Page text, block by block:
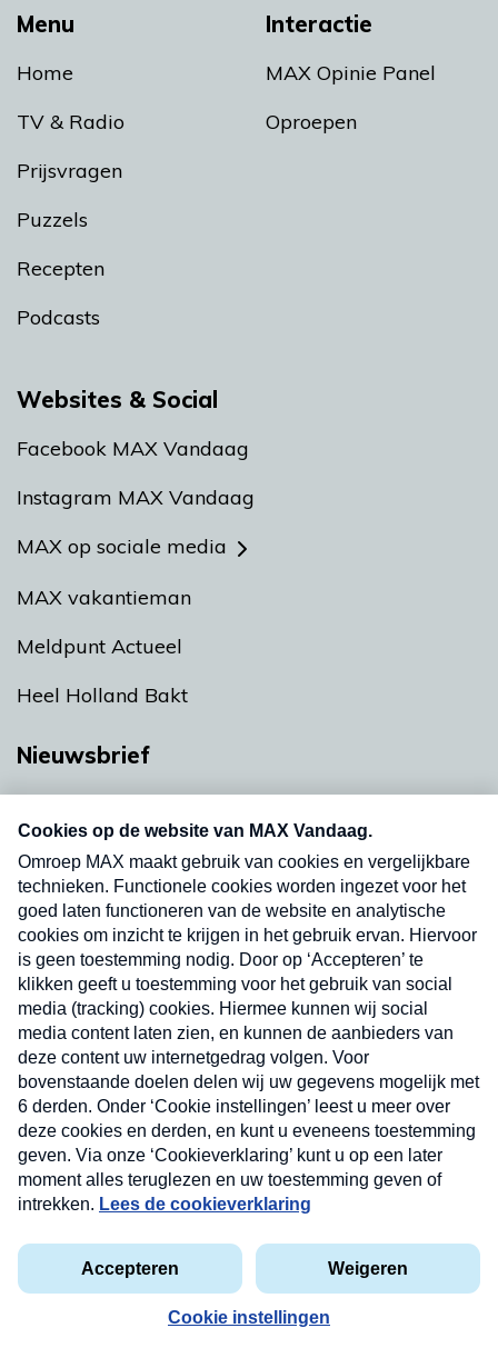
Menu
Home
TV & Radio
Prijsvragen
Puzzels
Recepten
Podcasts
Interactie
MAX Opinie Panel
Oproepen
Websites & Social
Facebook MAX Vandaag
Instagram MAX Vandaag
MAX op sociale media
MAX vakantieman
Meldpunt Actueel
Heel Holland Bakt
Nieuwsbrief
nieuwsbrief. Elke vrijdag- en dinsdagochtend in
uw mailbox.
Verzend
Privacyverklaring
Cookieverklaring
Kwetsbaarheid melden
Copyright © 2026 MAX Vandaag - Omroep MAX
Nieuwsbrief
Neem hier een gratis abonnement op onze
nieuwsbrief. Elke vrijdag- en dinsdagochtend in uw